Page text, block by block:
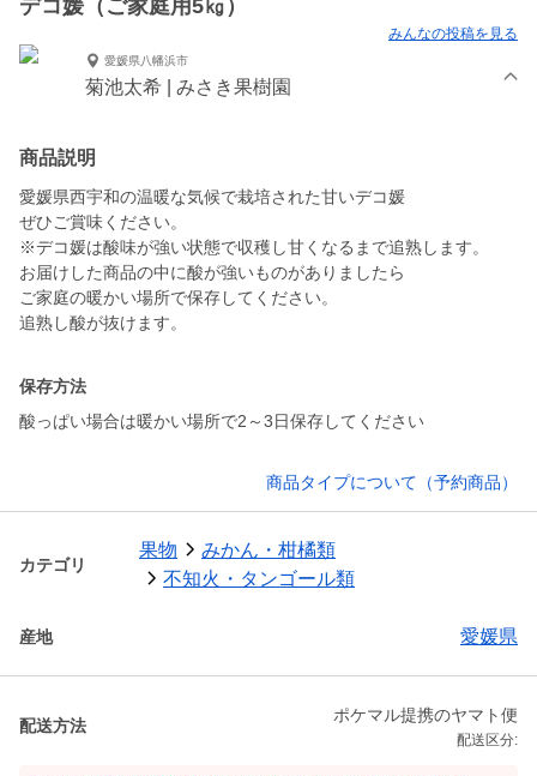
デコ媛（ご家庭用5㎏）
みんなの投稿を見る
愛媛県八幡浜市
菊池太希 | みさき果樹園
商品説明
愛媛県西宇和の温暖な気候で栽培された甘いデコ媛
ぜひご賞味ください。
※デコ媛は酸味が強い状態で収穫し甘くなるまで追熟します。
お届けした商品の中に酸が強いものがありましたら
ご家庭の暖かい場所で保存してください。
追熟し酸が抜けます。
保存方法
酸っぱい場合は暖かい場所で2～3日保存してください
商品タイプについて（予約商品）
カテゴリ
果物
みかん・柑橘類
不知火・タンゴール類
産地 愛媛県
配送方法
ポケマル提携のヤマト便
配送区分: